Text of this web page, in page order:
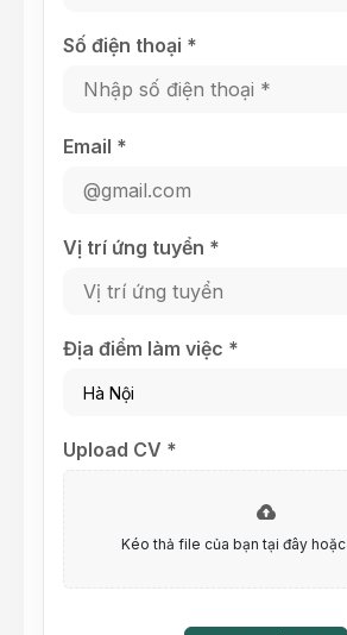
Số điện thoại *
Email *
Vị trí ứng tuyển *
Địa điểm làm việc *
Hà Nội
Upload CV *
Kéo thả file của bạn tại đây hoặc